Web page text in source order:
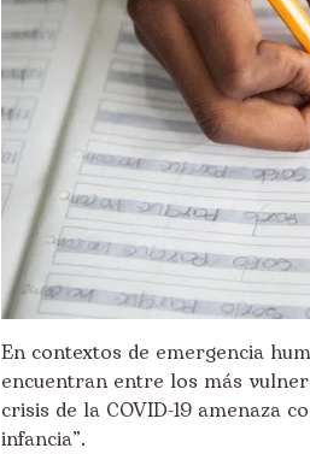
En contextos de emergencia
encuentran entre los más
crisis de la COVID-19 amenaza
infancia”.